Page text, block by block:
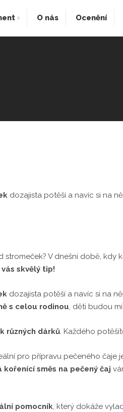
O nás Ocenění
dozajista potěší a navíc si na
stromeček? V dnešní době,
skvělý tip!
dozajista potěší a navíc si na
s celou rodinou, děti budou
různých dárků. Každého
pro přípravu pečeného čaje
kořenící směs na pečený čaj
pomocník, který dokáže